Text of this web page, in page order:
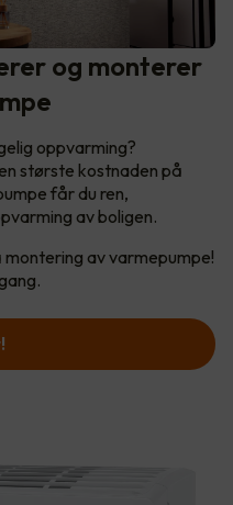
og monterer
oppvarming?
største kostnaden på
får du ren,
av boligen.
av varmepumpe!